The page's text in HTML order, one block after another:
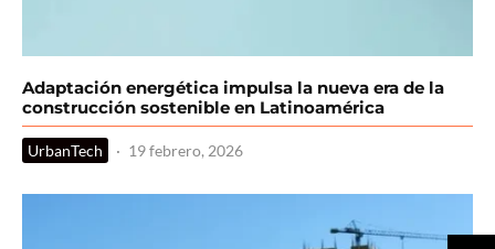
Adaptación energética impulsa la nueva era de la
construcción sostenible en Latinoamérica
UrbanTech · 19 febrero, 2026